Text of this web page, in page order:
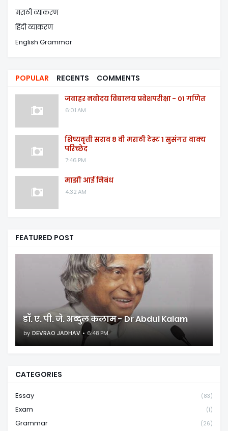
मराठी व्याकरण
हिंदी व्याकरण
English Grammar
POPULAR RECENTS COMMENTS
जवाहर नवोदय विद्यालय प्रवेशपरीक्षा - 01 गणित
6:01 AM
शिष्यवृत्ती सराव ८ वी मराठी टेस्ट १ सुसंगत वाक्य
परिच्छेद
7:46 PM
माझी आई निबंध
4:32 AM
FEATURED POST
डॉ. ए. पी. जे. अब्दुल कलाम - Dr Abdul Kalam
by DEVRAO JADHAV 6:48 PM
CATEGORIES
Essay (83)
Exam (1)
Grammar (26)